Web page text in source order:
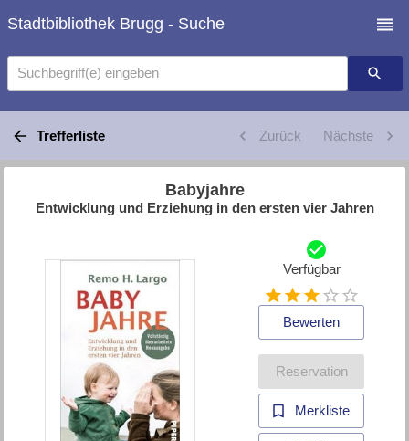
Stadtbibliothek Brugg - Suche
Suchbegriff(e) eingeben
Trefferliste Zurück Nächste
Babyjahre
Entwicklung und Erziehung in den ersten vier Jahren
Verfügbar
Bewerten
Reservation
Merkliste